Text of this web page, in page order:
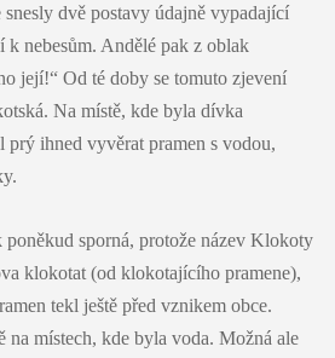
dvě postavy údajně vypadající
k nebesům. Andělé pak z oblak
její!“ Od té doby se tomuto zjevení
Na místě, kde byla dívka
prý ihned vyvěrat pramen s vodou,
poněkud sporná, protože název Klokoty
klokotat (od klokotajícího pramene),
tekl ještě před vznikem obce.
na místech, kde byla voda. Možná ale